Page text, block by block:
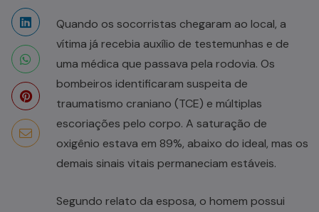
Quando os socorristas chegaram ao local, a
vítima já recebia auxílio de testemunhas e de
uma médica que passava pela rodovia. Os
bombeiros identificaram suspeita de
traumatismo craniano (TCE) e múltiplas
escoriações pelo corpo. A saturação de
oxigênio estava em 89%, abaixo do ideal, mas os
demais sinais vitais permaneciam estáveis.
Segundo relato da esposa, o homem possui